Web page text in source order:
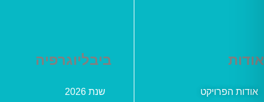
אודות
אודות הפרויקט
ביבליוגרפיה
שנת 2026